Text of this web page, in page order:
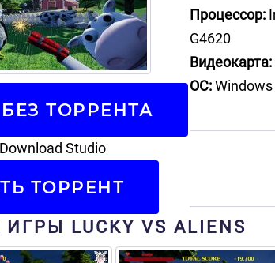
ТОРРЕНТА
Studio
ТОРРЕНТ
Процессор:
G4620
Видеокарта:
ОС:Windows
LUCKY VS ALIENS